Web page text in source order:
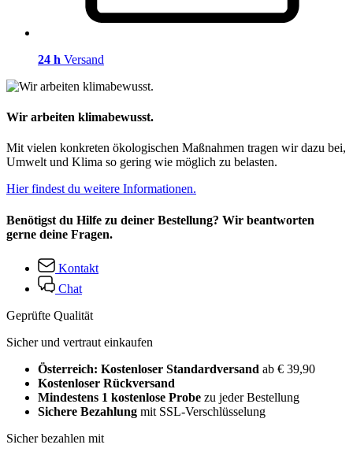
24 h Versand
Wir arbeiten klimabewusst.
Mit vielen konkreten ökologischen Maßnahmen tragen wir dazu bei,
Umwelt und Klima so gering wie möglich zu belasten.
Hier findest du weitere Informationen.
Benötigst du Hilfe zu deiner Bestellung? Wir beantworten
gerne deine Fragen.
Kontakt
Chat
Geprüfte Qualität
Sicher und vertraut einkaufen
Österreich: Kostenloser Standardversand ab € 39,90
Kostenloser Rückversand
Mindestens 1 kostenlose Probe zu jeder Bestellung
Sichere Bezahlung mit SSL-Verschlüsselung
Sicher bezahlen mit